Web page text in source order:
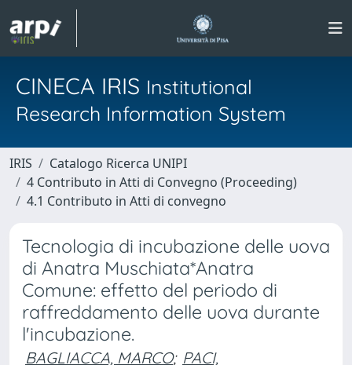
CINECA IRIS Institutional
Research Information System
IRIS
Catalogo Ricerca UNIPI
4 Contributo in Atti di Convegno (Proceeding)
4.1 Contributo in Atti di convegno
Tecnologia di incubazione delle uova
di Anatra Muschiata*Anatra
Comune: effetto del periodo di
raffreddamento delle uova durante
l'incubazione.
BAGLIACCA, MARCO; PACI,